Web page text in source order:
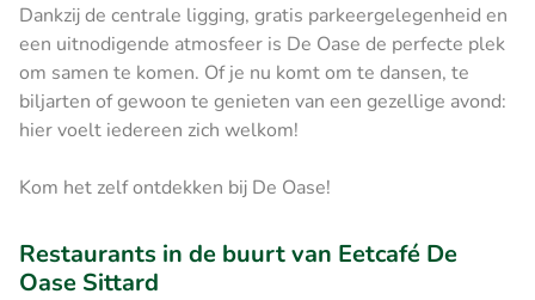
Dankzij de centrale ligging, gratis parkeergelegenheid en
een uitnodigende atmosfeer is De Oase de perfecte plek
om samen te komen. Of je nu komt om te dansen, te
biljarten of gewoon te genieten van een gezellige avond:
hier voelt iedereen zich welkom!
Kom het zelf ontdekken bij De Oase!
Restaurants in de buurt van Eetcafé De
Oase Sittard